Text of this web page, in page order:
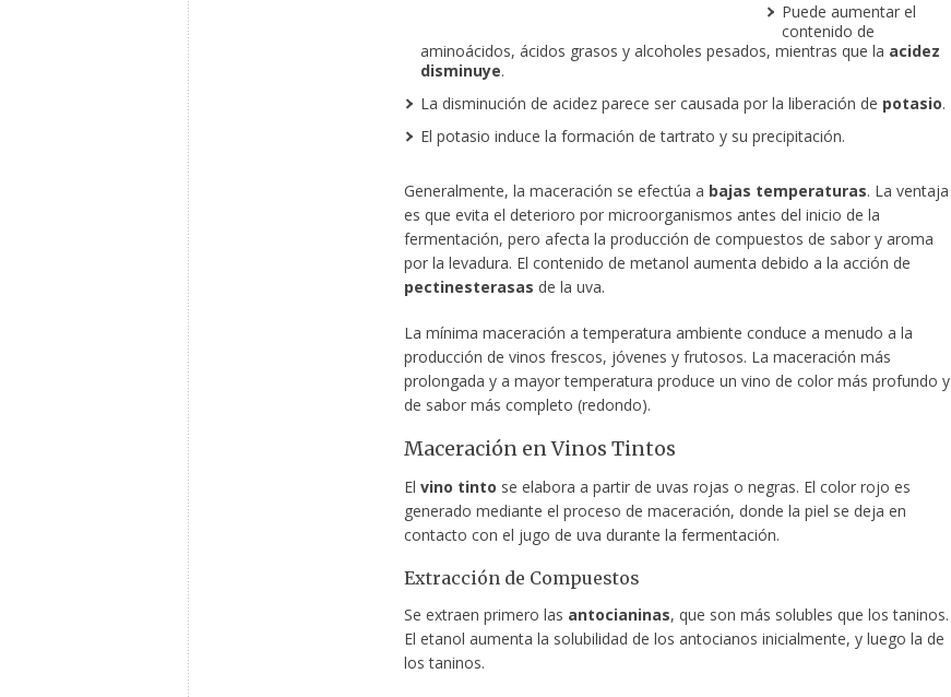
Puede aumentar el
contenido de
aminoácidos, ácidos grasos y alcoholes pesados, mientras que la acidez
disminuye.
La disminución de acidez parece ser causada por la liberación de potasio.
El potasio induce la formación de tartrato y su precipitación.
Generalmente, la maceración se efectúa a bajas temperaturas. La ventaja
es que evita el deterioro por microorganismos antes del inicio de la
fermentación, pero afecta la producción de compuestos de sabor y aroma
por la levadura. El contenido de metanol aumenta debido a la acción de
pectinesterasas de la uva.
La mínima maceración a temperatura ambiente conduce a menudo a la
producción de vinos frescos, jóvenes y frutosos. La maceración más
prolongada y a mayor temperatura produce un vino de color más profundo y
de sabor más completo (redondo).
Maceración en Vinos Tintos
El vino tinto se elabora a partir de uvas rojas o negras. El color rojo es
generado mediante el proceso de maceración, donde la piel se deja en
contacto con el jugo de uva durante la fermentación.
Extracción de Compuestos
Se extraen primero las antocianinas, que son más solubles que los taninos.
El etanol aumenta la solubilidad de los antocianos inicialmente, y luego la de
los taninos.